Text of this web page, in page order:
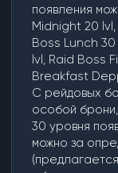
появления
Midnight 20
Boss Lunch
lvl, Raid Boss
Breakfast
С рейдовых
особой
30 уровня
можно за